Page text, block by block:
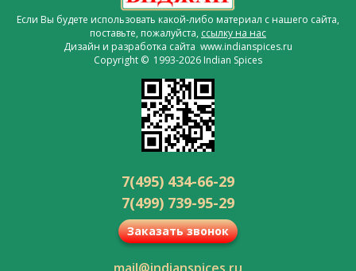
Если Вы будете использовать какой-либо материал с нашего сайта,
поставьте, пожалуйста, ссылку на нас
Дизайн и разработка сайта www.indianspices.ru
Copyright © 1993-2026 Indian Spices
7(495) 434-66-29
7(499) 739-95-29
Заказать звонок